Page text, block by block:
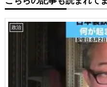
政治